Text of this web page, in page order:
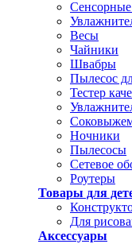
Весы
Чайники
Швабры
Пылесос
Тестер
Ночники
Пылесосы
Сетевое
Роутеры
Товары для
Для
Аксессуары